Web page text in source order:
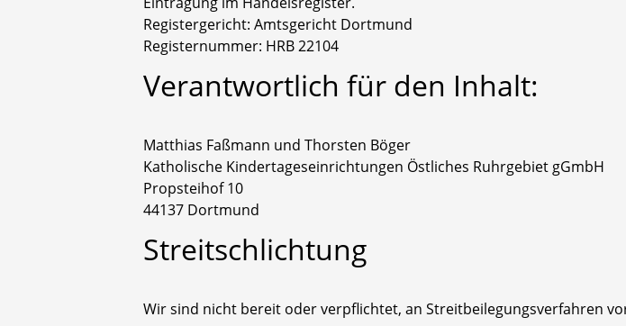
Registergericht: Amtsgericht Dortmund
Registernummer: HRB 22104
Verantwortlich für den Inhalt:
Matthias Faßmann und Thorsten Böger
Katholische Kindertageseinrichtungen Östliches Ruhrgebiet gGmbH
Propsteihof 10
44137 Dortmund
Streitschlichtung
Wir sind nicht bereit oder verpflichtet, an Streitbeilegungsverfahren